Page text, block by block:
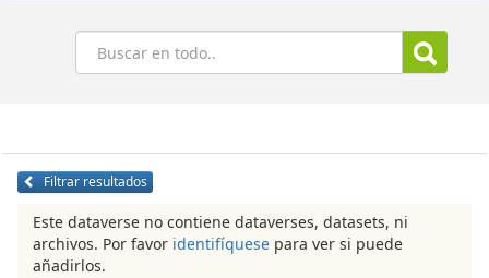
Buscar
Filtrar resultados
Este dataverse no contiene dataverses, datasets, ni
archivos. Por favor identifíquese para ver si puede
añadirlos.